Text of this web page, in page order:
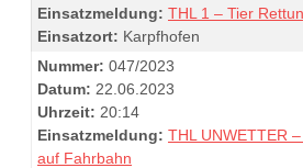
Einsatzmeldung: THL 1 – Tier
Einsatzort: Karpfhofen
Nummer: 047/2023
Datum: 22.06.2023
Uhrzeit: 20:14
Einsatzmeldung: THL UNWETTER
auf Fahrbahn